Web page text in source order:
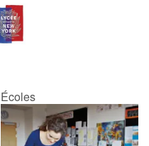
Écoles